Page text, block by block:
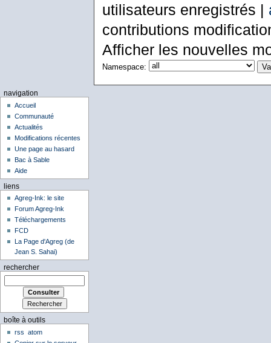
utilisateurs enregistrés |
contributions
Afficher les nouvelles
Namespace:
navigation
Accueil
Communauté
Actualités
Modifications récentes
Une page au hasard
Bac à Sable
Aide
liens
Agreg-Ink: le site
Forum Agreg-Ink
Téléchargements
FCD
La Page d'Agreg (de
Jean S. Sahai)
rechercher
boîte à outils
rss
atom